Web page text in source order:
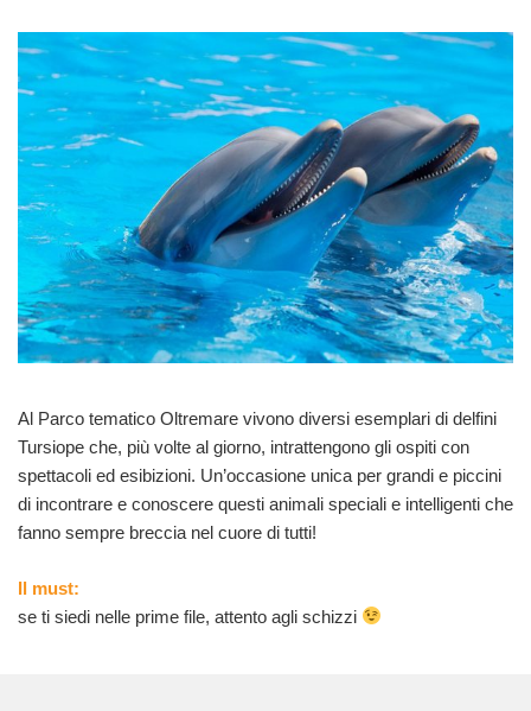
Al Parco tematico Oltremare vivono diversi esemplari di delfini
Tursiope che, più volte al giorno, intrattengono gli ospiti con
spettacoli ed esibizioni. Un’occasione unica per grandi e piccini
di incontrare e conoscere questi animali speciali e intelligenti che
fanno sempre breccia nel cuore di tutti!
Il must:
se ti siedi nelle prime file, attento agli schizzi